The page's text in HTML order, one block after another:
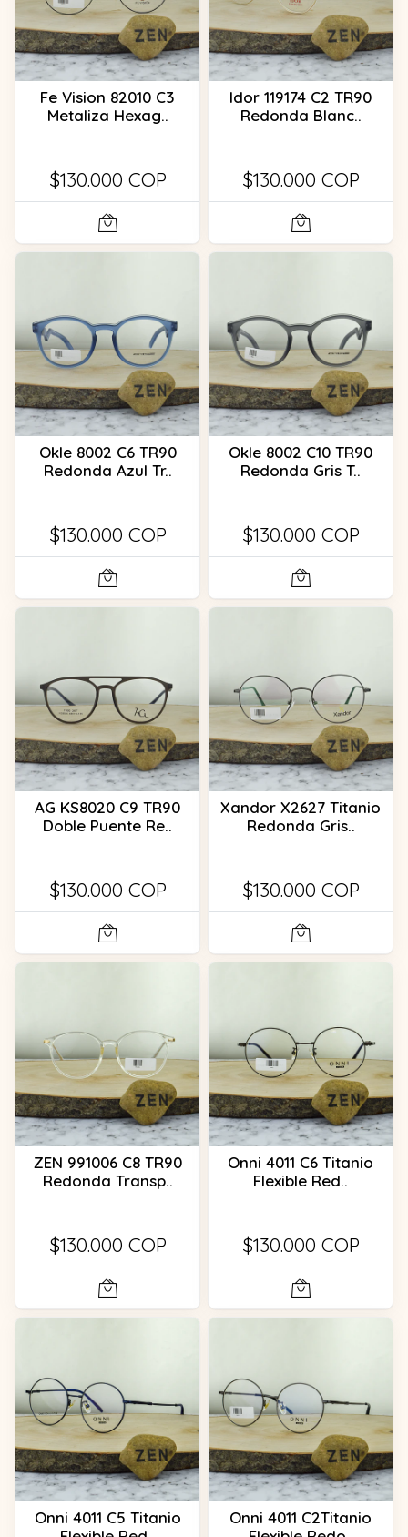
Fe Vision 82010 C3
Metaliza Hexag..
$130.000 COP
Idor 119174 C2 TR90
Redonda Blanc..
$130.000 COP
Okle 8002 C6 TR90
Redonda Azul Tr..
$130.000 COP
Okle 8002 C10 TR90
Redonda Gris T..
$130.000 COP
AG KS8020 C9 TR90
Doble Puente Re..
$130.000 COP
Xandor X2627 Titanio
Redonda Gris..
$130.000 COP
ZEN 991006 C8 TR90
Redonda Transp..
$130.000 COP
Onni 4011 C6 Titanio
Flexible Red..
$130.000 COP
Onni 4011 C5 Titanio
Onni 4011 C2Titanio